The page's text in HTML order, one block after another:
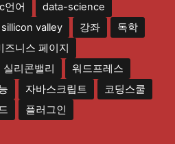
c언어
data-science
sillicon valley 강좌
독학
즈니스 페이지
실리콘밸리
워드프레스
자바스크립트
코딩스쿨
플러그인